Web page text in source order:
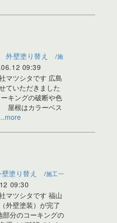
壁塗り替え
施
09:39
マツシタです 広島
ていただきました
キングの破断や色
屋根はカラーベス
...more
塗り替え
施工一
09:30
マツシタです 福山
外壁塗装）が完了
分のコーキングの